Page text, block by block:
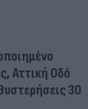
Αττική Οδό
30